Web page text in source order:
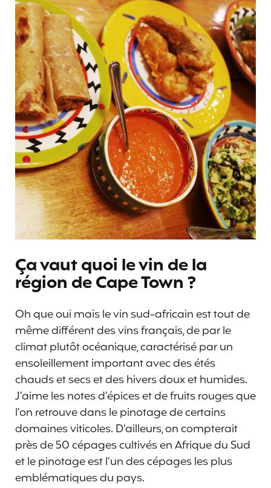
Ça vaut quoi le vin de la
région de Cape Town ?
Oh que oui mais le vin sud-africain est tout de
même différent des vins français, de par le
climat plutôt océanique, caractérisé par un
ensoleillement important avec des étés
chauds et secs et des hivers doux et humides.
J’aime les notes d’épices et de fruits rouges que
l’on retrouve dans le pinotage de certains
domaines viticoles. D’ailleurs, on compterait
près de 50 cépages cultivés en Afrique du Sud
et le pinotage est l’un des cépages les plus
emblématiques du pays.